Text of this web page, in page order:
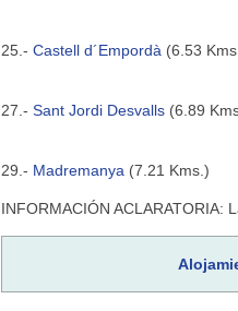
25.- Castell d´Empordà (6.53
27.- Sant Jordi Desvalls(6.89
29.- Madremanya (7.21 Kms.)
INFORMACIÓN ACLARATORIA: